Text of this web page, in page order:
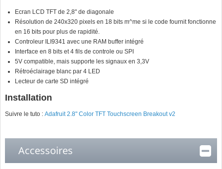
Ecran LCD TFT de 2,8" de diagonale
Résolution de 240x320 pixels en 18 bits m^me si le code fournit fonctionne
en 16 bits pour plus de rapidité.
Controleur ILI9341 avec une RAM buffer intégré
Interface en 8 bits et 4 fils de controle ou SPI
5V compatible, mais supporte les signaux en 3,3V
Rétroéclairage blanc par 4 LED
Lecteur de carte SD intégré
Installation
Suivre le tuto :Adafruit 2.8" Color TFT Touchscreen Breakout v2
Accessoires